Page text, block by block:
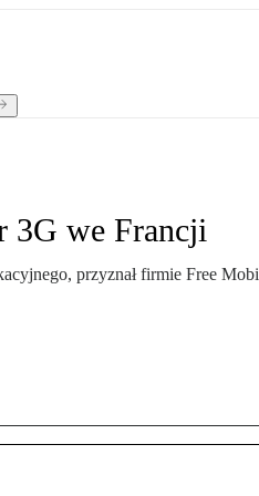
3G we Francji
przyznał firmie Free